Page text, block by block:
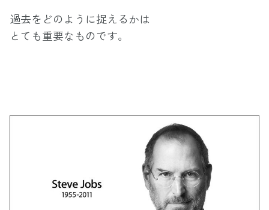
過去をどのように捉えるかは
とても重要なものです。